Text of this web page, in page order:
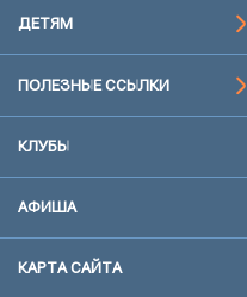
ДЕТЯМ
ПОЛЕЗНЫЕ ССЫЛКИ
КЛУБЫ
АФИША
КАРТА САЙТА